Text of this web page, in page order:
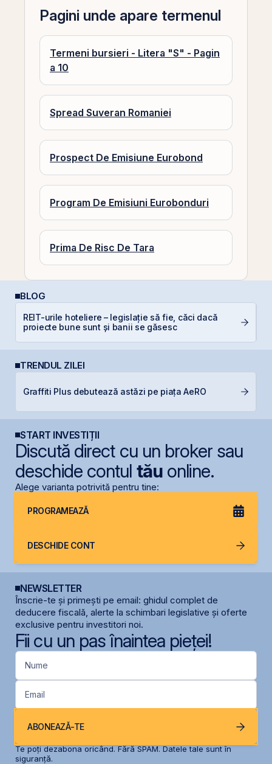
Pagini unde apare termenul
Termeni bursieri - Litera "S" - Pagin
a 10
Spread Suveran Romaniei
Prospect De Emisiune Eurobond
Program De Emisiuni Eurobonduri
Prima De Risc De Tara
BLOG
REIT-urile hoteliere – legislație să fie, căci dacă
proiecte bune sunt și banii se găsesc
TRENDUL ZILEI
Graffiti Plus debutează astăzi pe piața AeRO
START INVESTIȚII
Discută direct cu un broker sau
deschide contul tăuonline.
Alege varianta potrivită pentru tine:
PROGRAMEAZĂ
DESCHIDE CONT
NEWSLETTER
Înscrie-te și primești pe email: ghidul complet de
deducere fiscală, alerte la schimbari legislative și oferte
exclusive pentru investitori noi.
Fii cu un pas înaintea pieței!
Nume
Email
ABONEAZĂ-TE
Te poți dezabona oricând. Fără SPAM. Datele tale sunt în
siguranță.